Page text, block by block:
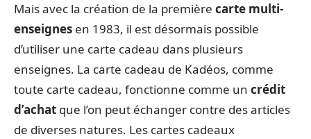
Mais avec la création de la première carte multi-
enseignes en 1983, il est désormais possible
d’utiliser une carte cadeau dans plusieurs
enseignes. La carte cadeau de Kadéos, comme
toute carte cadeau, fonctionne comme un crédit
d’achat que l’on peut échanger contre des articles
de diverses natures. Les cartes cadeaux